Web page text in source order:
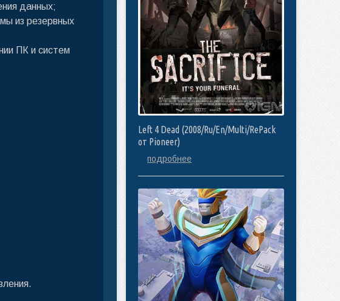
данных;
из резервных
ПК и систем
Left 4 Dead (2008/Ru/En/Multi/RePack
от Pioneer)
подробнее